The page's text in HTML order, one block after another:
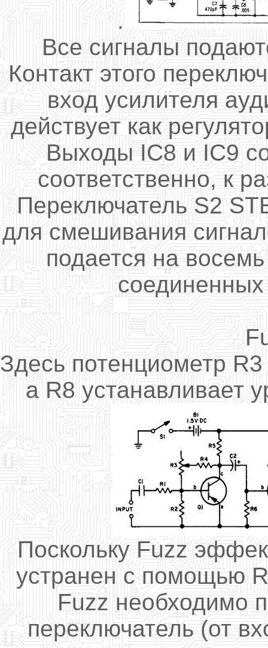
.
Все сигналы
Контактэтого
вход усилителя
действует как
Выходы IC8 и IC9
соответственно,к
Переключатель S2
для смешивания
подается на восемь
Здесь потенциометр R3
а R8 устанавливает
Поскольку Fuzz
устранен с помощью
Fuzz необходимо
переключатель(от